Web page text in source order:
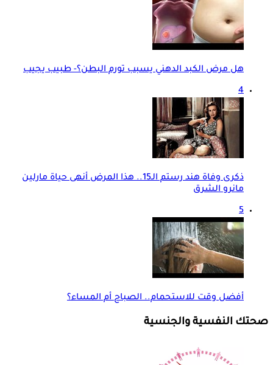
هل مرض الكبد الدهني يسبب تورم البطن؟- طبيب يجيب
4
ذكرى وفاة هند رستم الـ15.. هذا المرض أنهى حياة مارلين
مانرو الشرق
5
أفضل وقت للاستحمام.. الصباح أم المساء؟
صحتك النفسية والجنسية